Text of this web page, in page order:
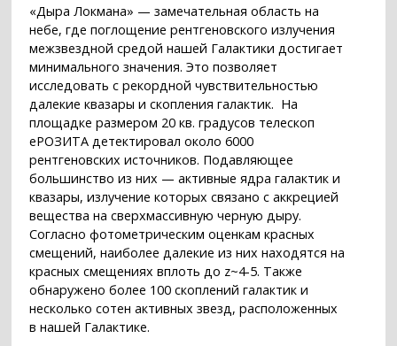
«Дыра Локмана» — замечательная область на
небе, где поглощение рентгеновского излучения
межзвездной средой нашей Галактики достигает
минимального значения. Это позволяет
исследовать с рекордной чувствительностью
далекие квазары и скопления галактик. На
площадке размером 20 кв. градусов телескоп
еРОЗИТА детектировал около 6000
рентгеновских источников. Подавляющее
большинство из них — активныe ядра галактик и
квазары, излучение которых связано с аккрецией
вещества на сверхмассивную черную дыру.
Согласно фотометрическим оценкам красных
смещений, наиболее далекие из них находятся на
красных смещениях вплоть до z~4-5. Также
обнаружено более 100 скоплений галактик и
несколько сотен активных звезд, расположенных
в нашей Галактике.